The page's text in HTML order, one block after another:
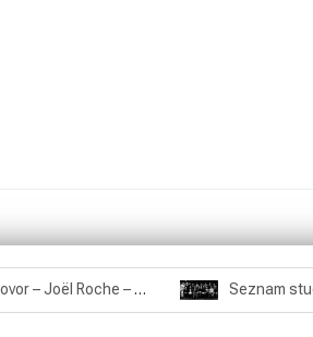
Rozhovor – Joël Roche – 12.4.2025 – Praha, Karlín